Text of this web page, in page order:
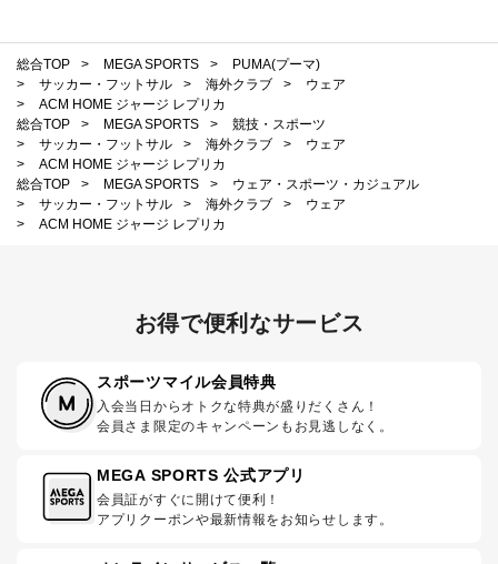
総合TOP > MEGA SPORTS >
PUMA(プーマ)
>
サッカー・フットサル > 海外クラブ >
ウェア
>
ACM HOME ジャージ レプリカ
総合TOP
> MEGA SPORTS >
競技・スポーツ
>
サッカー・フットサル > 海外クラブ >
ウェア
>
ACM HOME ジャージ レプリカ
総合TOP
> MEGA SPORTS >
ウェア・スポーツ・カジュアル
>
サッカー・フットサル > 海外クラブ >
ウェア
>
ACM HOME ジャージ レプリカ
お得で便利なサービス
スポーツマイル会員特典
入会当日からオトクな特典が盛りだくさん！
会員さま限定のキャンペーンもお見逃しなく。
MEGA SPORTS 公式アプリ
会員証がすぐに開けて便利！
アプリクーポンや最新情報をお知らせします。